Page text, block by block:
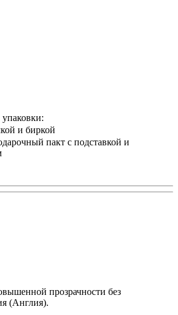
и биркой
пакт с подставкой и
прозрачности без
(Англия).